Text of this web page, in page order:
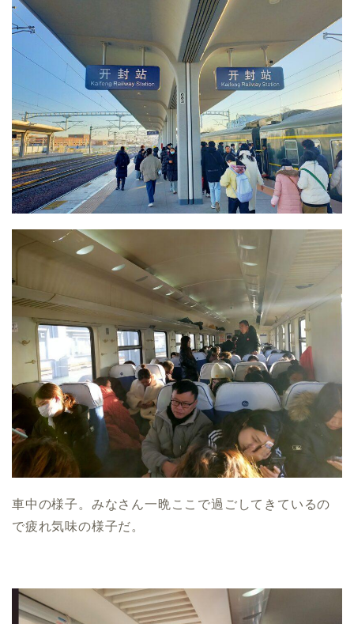
車中の様子。みなさん一晩ここで過ごしてきているの
で疲れ気味の様子だ。